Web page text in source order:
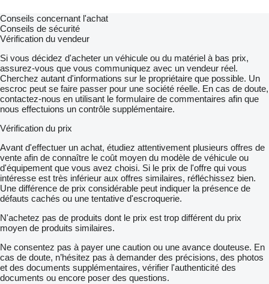
Conseils concernant l'achat
Conseils de sécurité
Vérification du vendeur
Si vous décidez d'acheter un véhicule ou du matériel à bas prix,
assurez-vous que vous communiquez avec un vendeur réel.
Cherchez autant d'informations sur le propriétaire que possible. Un
escroc peut se faire passer pour une société réelle. En cas de doute,
contactez-nous en utilisant le formulaire de commentaires afin que
nous effectuions un contrôle supplémentaire.
Vérification du prix
Avant d'effectuer un achat, étudiez attentivement plusieurs offres de
vente afin de connaître le coût moyen du modèle de véhicule ou
d'équipement que vous avez choisi. Si le prix de l'offre qui vous
intéresse est très inférieur aux offres similaires, réfléchissez bien.
Une différence de prix considérable peut indiquer la présence de
défauts cachés ou une tentative d'escroquerie.
N'achetez pas de produits dont le prix est trop différent du prix
moyen de produits similaires.
Ne consentez pas à payer une caution ou une avance douteuse. En
cas de doute, n’hésitez pas à demander des précisions, des photos
et des documents supplémentaires, vérifier l'authenticité des
documents ou encore poser des questions.